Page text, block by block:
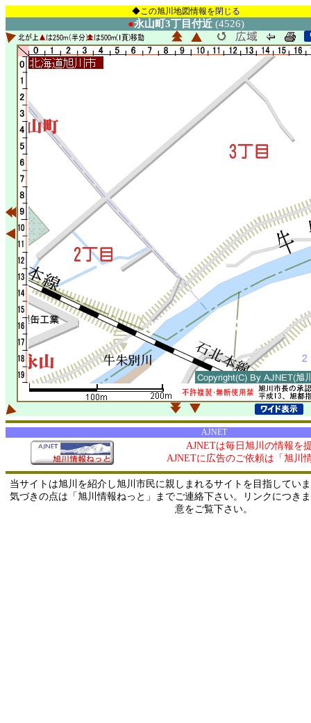
◆この旭川地図情報を閉じる
●永山町3丁目付近 (4526)
AJNET
AJNETは毎日旭川の情報を
AJNETに広告のご依頼は「旭川
当サイトは旭川を紹介し旭川市民に親しまれるサイトを目指してい
気づきの点は「旭川情報ねっと」までご連絡下さい。リンクにつき
意をご覧下さい。